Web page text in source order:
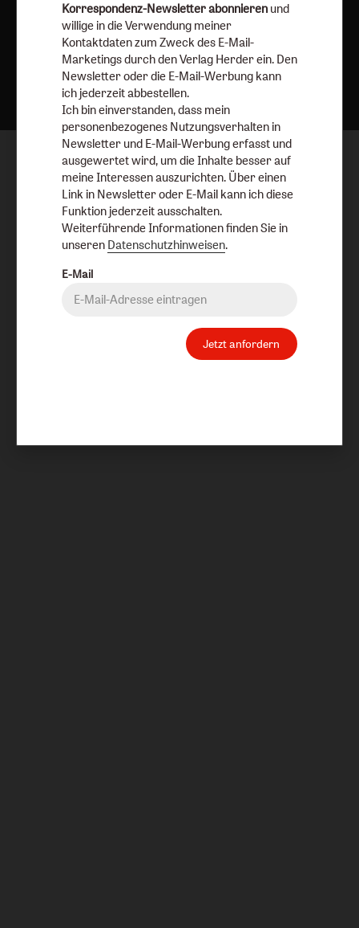
Nach oben
Korrespondenz-Newsletter abonnieren und
willige in die Verwendung meiner
Kontaktdaten zum Zweck des E-Mail-
Marketings durch den Verlag Herder ein. Den
Newsletter oder die E-Mail-Werbung kann
ich jederzeit abbestellen.
Ich bin einverstanden, dass mein
personenbezogenes Nutzungsverhalten in
Newsletter und E-Mail-Werbung erfasst und
ausgewertet wird, um die Inhalte besser auf
meine Interessen auszurichten. Über einen
Link in Newsletter oder E-Mail kann ich diese
Funktion jederzeit ausschalten.
Weiterführende Informationen finden Sie in
unseren Datenschutzhinweisen.
E-Mail
Jetzt anfordern